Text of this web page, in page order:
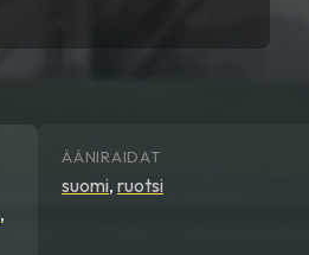
,
ÄÄNIRAIDAT
suomi, ruotsi